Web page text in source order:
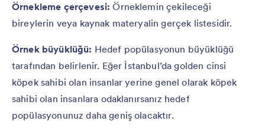
Örnekleme çerçevesi: Örneklemin çekileceği
bireylerin veya kaynak materyalin gerçek listesidir.
Örnek büyüklüğü: Hedef popülasyonun büyüklüğü
tarafından belirlenir. Eğer İstanbul’da golden cinsi
köpek sahibi olan insanlar yerine genel olarak köpek
sahibi olan insanlara odaklanırsanız hedef
popülasyonunuz daha geniş olacaktır.